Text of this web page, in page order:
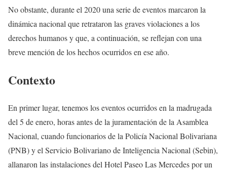
No obstante, durante el 2020 una serie de eventos marcaron la
dinámica nacional que retrataron las graves violaciones a los
derechos humanos y que, a continuación, se reflejan con una
breve mención de los hechos ocurridos en ese año.
Contexto
En primer lugar, tenemos los eventos ocurridos en la madrugada
del 5 de enero, horas antes de la juramentación de la Asamblea
Nacional, cuando funcionarios de la Policía Nacional Bolivariana
(PNB) y el Servicio Bolivariano de Inteligencia Nacional (Sebin),
allanaron las instalaciones del Hotel Paseo Las Mercedes por un